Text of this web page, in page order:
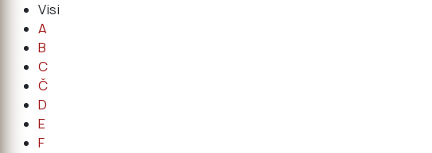
Visi
A
B
C
Č
D
E
F